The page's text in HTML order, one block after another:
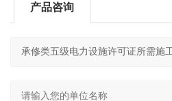
产品咨询